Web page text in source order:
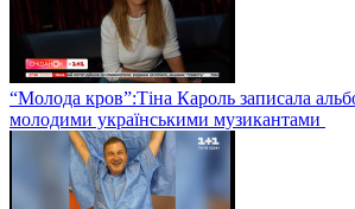
“Молода кров”:Тіна Кароль записала
молодими українськими музикантами